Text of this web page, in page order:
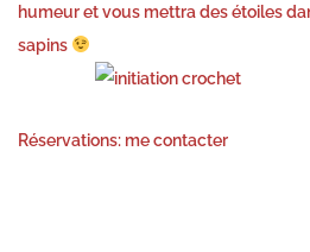
humeur et vous mettra des étoiles
sapins
Réservations: me contacter